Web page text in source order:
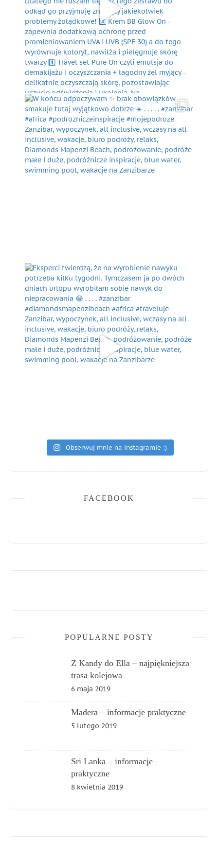
Obserwuj mnie na instagramie :)
FACEBOOK
POPULARNE POSTY
Z Kandy do Ella – najpiękniejsza
trasa kolejowa
6 maja 2019
Madera – informacje praktyczne
5 lutego 2019
Sri Lanka – informacje
praktyczne
8 kwietnia 2019